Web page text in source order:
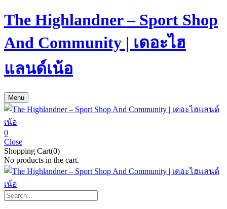
The Highlandner – Sport Shop
And Community | เดอะไฮ
แลนด์เน้อ
Menu
0
Close
Shopping Cart(0)
No products in the cart.